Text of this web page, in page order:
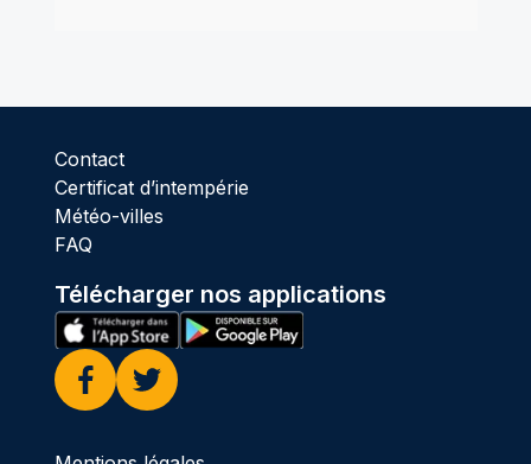
Contact
Certificat d’intempérie
Météo-villes
FAQ
Télécharger nos applications
Facebook
Twitter